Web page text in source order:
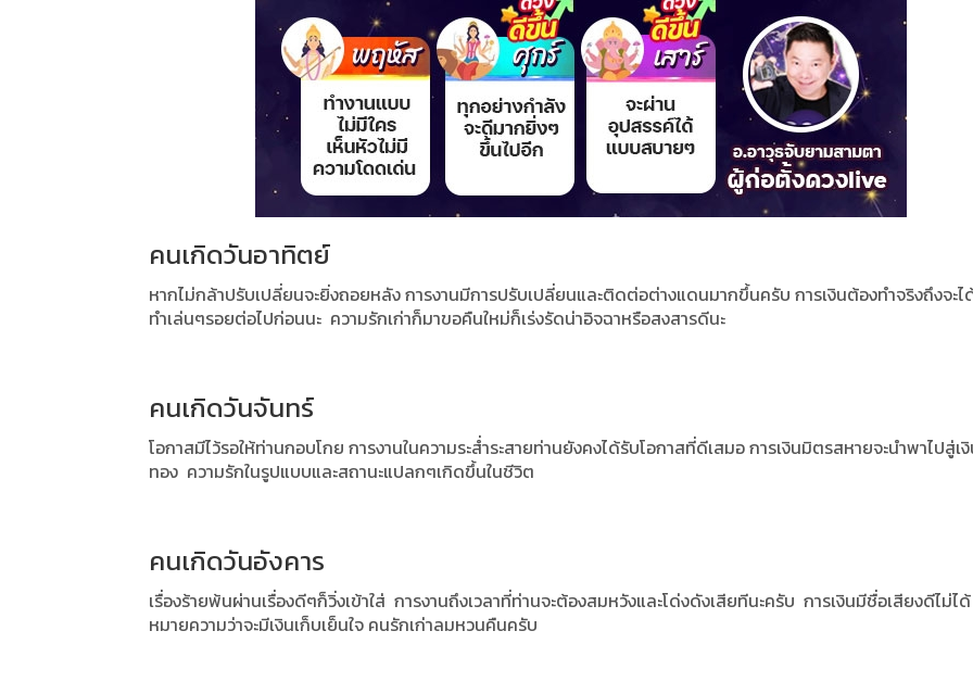
คนเกิดวันอาทิตย์
หากไม่กล้าปรับเปลี่ยนจะยิ่งถอยหลังการงานมีการปรับเปลี่ยนและติดต่อต่างแดนมากขึ้นครับ การเงินต้องทำจริงถึงจะไ
ทำเล่นๆรอยต่อไปก่อนนะ ความรักเก่าก็มาขอคืนใหม่ก็เร่งรัดน่าอิจฉาหรือสงสารดีนะ
คนเกิดวันจันทร์
โอกาสมีไว้รอให้ท่านกอบโกย การงานในความระส่ำระสายท่านยังคงได้รับโอกาสที่ดีเสมอการเงินมิตรสหายจะนำพาไปสู่เ
ทอง ความรักในรูปแบบและสถานะแปลกๆเกิดขึ้นในชีวิต
คนเกิดวันอังคาร
เรื่องร้ายพ้นผ่านเรื่องดีๆก็วิ่งเข้าใส่ การงานถึงเวลาที่ท่านจะต้องสมหวังและโด่งดังเสียทีนะครับ การเงินมีชื่อเสียงดีไม่ได้
หมายความว่าจะมีเงินเก็บเย็นใจ คนรักเก่าลมหวนคืนครับ